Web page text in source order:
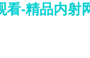
-精品内